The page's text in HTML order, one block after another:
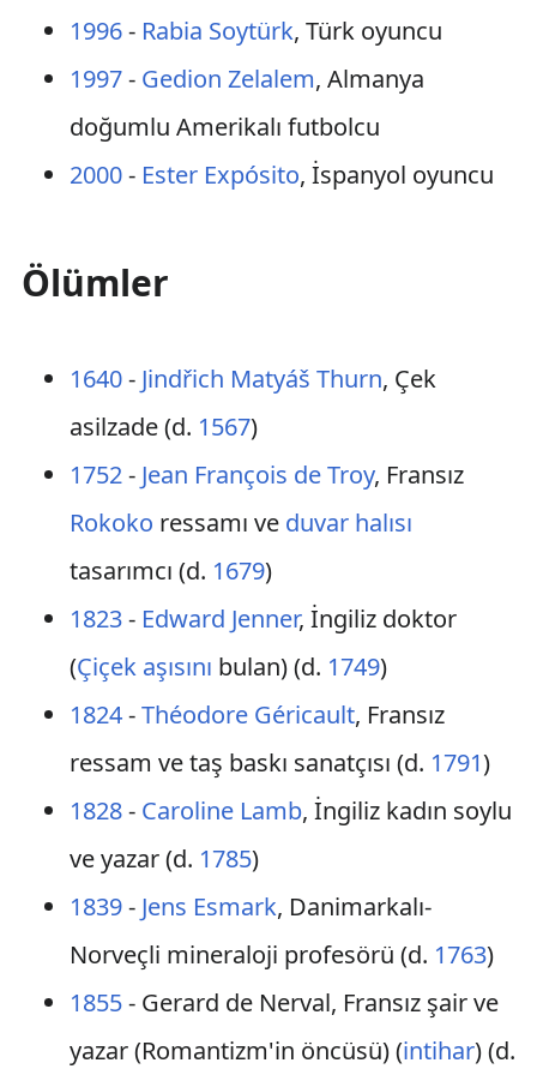
1996- Rabia Soytürk, Türk oyuncu
1997- Gedion Zelalem, Almanya
doğumlu Amerikalı futbolcu
2000- Ester Expósito, İspanyol oyuncu
Ölümler
1640- Jindřich Matyáš Thurn, Çek
asilzade (d. 1567)
1752- Jean François de Troy, Fransız
Rokoko ressamı ve duvar halısı
tasarımcı (d. 1679)
1823- Edward Jenner, İngiliz doktor
(Çiçek aşısını bulan) (d. 1749)
1824-Théodore Géricault, Fransız
ressam ve taş baskı sanatçısı (d. 1791)
1828- Caroline Lamb, İngiliz kadın soylu
ve yazar (d. 1785)
1839- Jens Esmark, Danimarkalı-
Norveçli mineraloji profesörü (d. 1763)
1855- Gerard de Nerval, Fransız şair ve
yazar (Romantizm'in öncüsü) (intihar) (d.